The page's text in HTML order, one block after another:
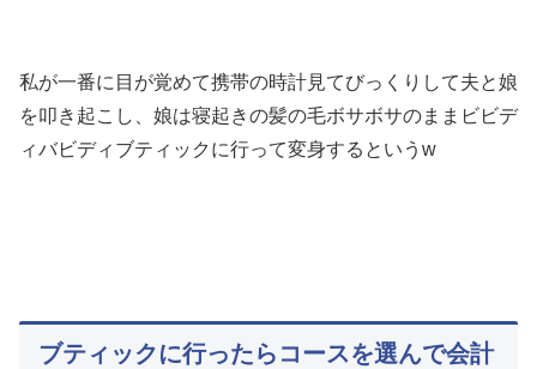
私が一番に目が覚めて携帯の時計見てびっくりして夫と娘
を叩き起こし、娘は寝起きの髪の毛ボサボサのままビビデ
ィバビディブティックに行って変身するというw
ブティックに行ったらコースを選んで会計